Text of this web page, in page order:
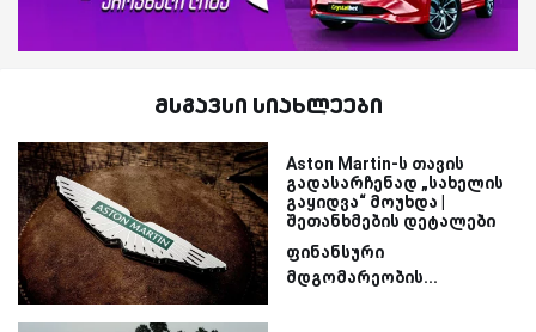
მსგავსი სიახლეები
Aston Martin-ს თავის
გადასარჩენად „სახელის
გაყიდვა“ მოუხდა |
შეთანხმების დეტალები
ფინანსური
მდგომარეობის...